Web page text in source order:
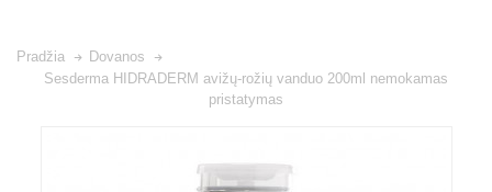
Pradžia
Dovanos
Sesderma HIDRADERM avižų-rožių vanduo 200ml nemokamas
pristatymas